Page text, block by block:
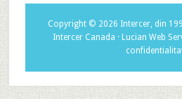
Copyright © 2026 Intercer, din
Intercer Canada · Lucian Web